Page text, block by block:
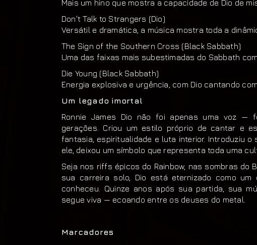
Mais um hino que mostra a capacidade de Dio de
Don't Talk to Strangers (Dio)
Versátil e dramática, a música mostra toda a
The Sign of the Southern Cross (Black Sabbath)
Uma das faixas mais subestimadas do Sabbath
Die Young (Black Sabbath)
Energia explosiva e urgência, com Dio cantando
Um legado imortal
Ronnie James Dio não foi apenas uma voz —
gerações. Criou um estilo próprio de cantar e
fantasia, espiritualidade e luta interior. Introduziu
ele, deixou um símbolo que representa toda uma
Seja nos riffs épicos do Rainbow, nas sombras do
sua carreira solo, Dio está eternizado como
conheceu. Quinze anos após sua partida, sua
segue viva — ecoando entre os deuses do metal.
Marcadores